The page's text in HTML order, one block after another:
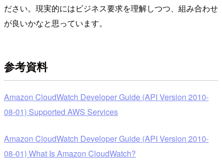
ださい。現実的にはビジネス要求を理解しつつ、組み合わせ
が良いかなと思っています。
参考資料
Amazon CloudWatch Developer Guide (API Version 2010-
08-01) Supported AWS Services
Amazon CloudWatch Developer Guide (API Version 2010-
08-01) What Is Amazon CloudWatch?